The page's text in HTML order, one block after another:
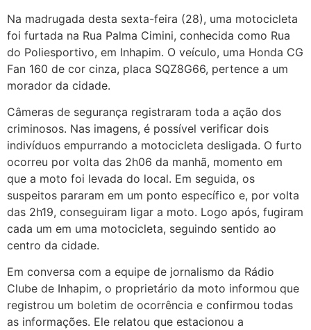
Na madrugada desta sexta-feira (28), uma motocicleta
foi furtada na Rua Palma Cimini, conhecida como Rua
do Poliesportivo, em Inhapim. O veículo, uma Honda CG
Fan 160 de cor cinza, placa SQZ8G66, pertence a um
morador da cidade.
Câmeras de segurança registraram toda a ação dos
criminosos. Nas imagens, é possível verificar dois
indivíduos empurrando a motocicleta desligada. O furto
ocorreu por volta das 2h06 da manhã, momento em
que a moto foi levada do local. Em seguida, os
suspeitos pararam em um ponto específico e, por volta
das 2h19, conseguiram ligar a moto. Logo após, fugiram
cada um em uma motocicleta, seguindo sentido ao
centro da cidade.
Em conversa com a equipe de jornalismo da Rádio
Clube de Inhapim, o proprietário da moto informou que
registrou um boletim de ocorrência e confirmou todas
as informações. Ele relatou que estacionou a